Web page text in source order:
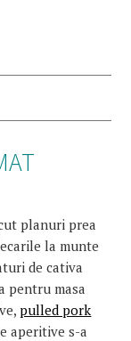
planuri prea
la munte
de cativa
pentru masa
pulled pork
aperitive s-a